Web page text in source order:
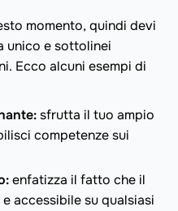
momento, quindi devi
unico e sottolinei
Ecco alcuni esempi di
sfrutta il tuo ampio
competenze sui
enfatizza il fatto che il
accessibile su qualsiasi